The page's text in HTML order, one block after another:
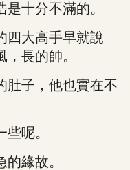
十分不滿的。
大高手早就說
長的帥。
子，他也實在不
呢。
緣故。